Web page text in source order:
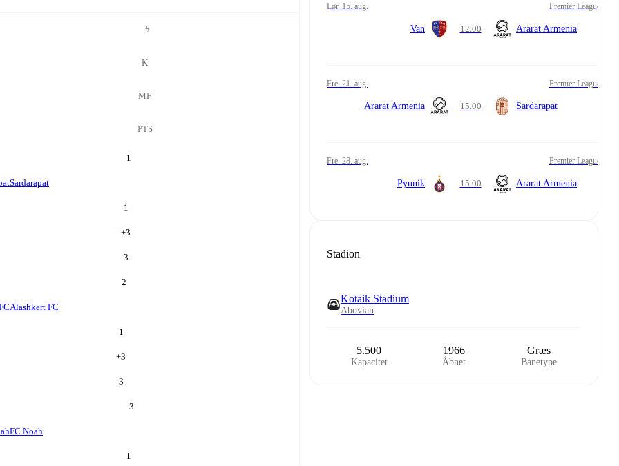
#
K
MF
PTS
1
Sardarapat
1
+3
3
2
Alashkert FC
1
+3
3
3
FC Noah
1
lør. 15. aug. Premier League
Van 12.00 Ararat Armenia
fre. 21. aug. Premier League
Ararat Armenia 15.00 Sardarapat
fre. 28. aug. Premier League
Pyunik 15.00 Ararat Armenia
Stadion
Kotaik Stadium
Abovian
5.500
Kapacitet
1966
Åbnet
Græs
Banetype